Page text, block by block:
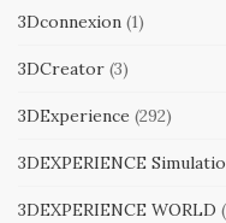
3Dconnexion (1)
3DCreator (3)
3DExperience (292)
3DEXPERIENCE
3DEXPERIENCE WORLD